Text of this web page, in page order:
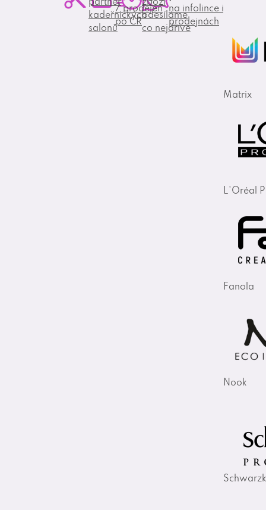
kadeřnických
salonů
7 prodejen
po ČR
odesíláme
co nejdříve
na infolince i
prodejnách
Matrix
L'Oréal
Fanola
Nook